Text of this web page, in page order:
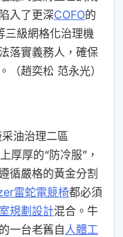
入了更深COFO的
三級網格化治理機
落實義務人，確保
（趙奕松 范永光）
油治理二區
厚厚的“防冷服”，
循嚴格的黃金分割
雷蛇電競椅都必須
規劃設計混合。牛
一台老舊自人體工